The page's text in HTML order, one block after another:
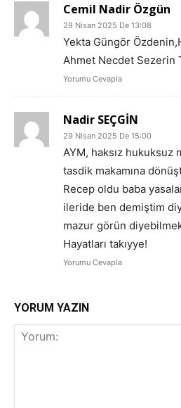
Cemil Nadir Özgün
29 Nisan 2025 De 13:08
Yekta Güngör
Ahmet Necdet Sezerin
Yorumu Cevapla
Nadir SEÇGİN
29 Nisan 2025 De 15:00
AYM, haksız hukuksuz
tasdik makamına
Recep oldu baba
ileride ben demiştim
mazur görün
Hayatları takıyye!
Yorumu Cevapla
YORUM YAZIN